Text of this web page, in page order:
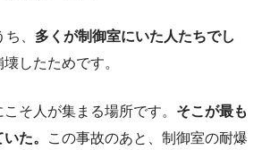
、 多くが制御室にいた人たちでし
したためです。
そ人が集まる場所です。 そこが最も
た。
この事故のあと、制御室の耐爆